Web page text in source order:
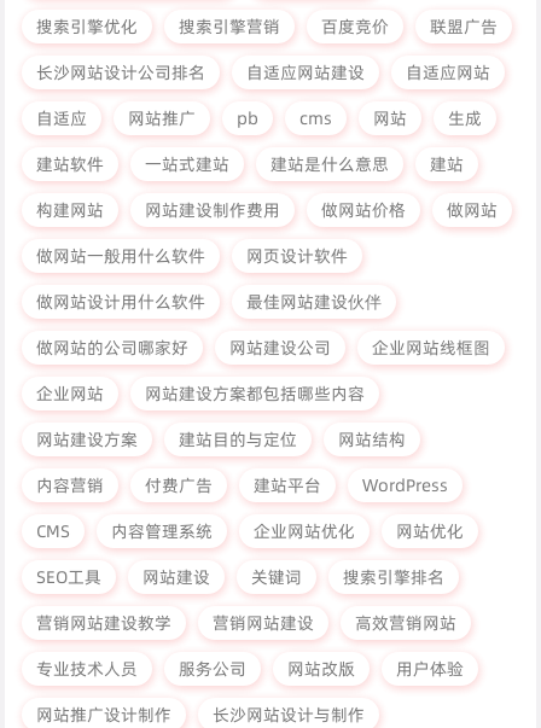
搜索引擎优化
搜索引擎营销 百度竞价
联盟广告
长沙网站设计公司排名
自适应网站建设
自适应网站
自适应
网站推广 pb cms 网站
生成
建站软件
一站式建站 建站是什么意思
建站
构建网站
网站建设制作费用 做网站价格
做网站
做网站一般用什么软件
网页设计软件
做网站设计用什么软件
最佳网站建设伙伴
做网站的公司哪家好
网站建设公司
企业网站线框图
企业网站
网站建设方案都包括哪些内容
网站建设方案
建站目的与定位
网站结构
内容营销
付费广告 建站平台
WordPress
CMS
内容管理系统 企业网站优化
网站优化
SEO工具
网站建设 关键词
搜索引擎排名
营销网站建设教学
营销网站建设
高效营销网站
专业技术人员
服务公司 网站改版
用户体验
网站推广设计制作
长沙网站设计与制作